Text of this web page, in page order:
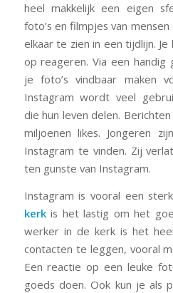
heel makkelijk een eigen
foto’s en filmpjes van
elkaar te zien in een tijdlijn. Je
op reageren. Via een handig
je foto’s vindbaar maken
Instagram wordt veel
die hun leven delen.
miljoenen likes. Jongeren
Instagram te vinden. Zij
ten gunste van Instagram.
Instagram is vooral een
kerkis het lastig om het
werker in de kerk is het
contacten te leggen, vooral
Een reactie op een leuke
goeds doen. Ook kun je als